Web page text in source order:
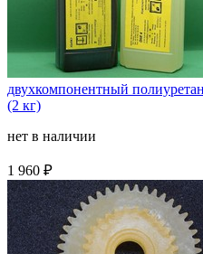
двухкомпонентный
(2 кг)
нет в наличии
1 960 ₽